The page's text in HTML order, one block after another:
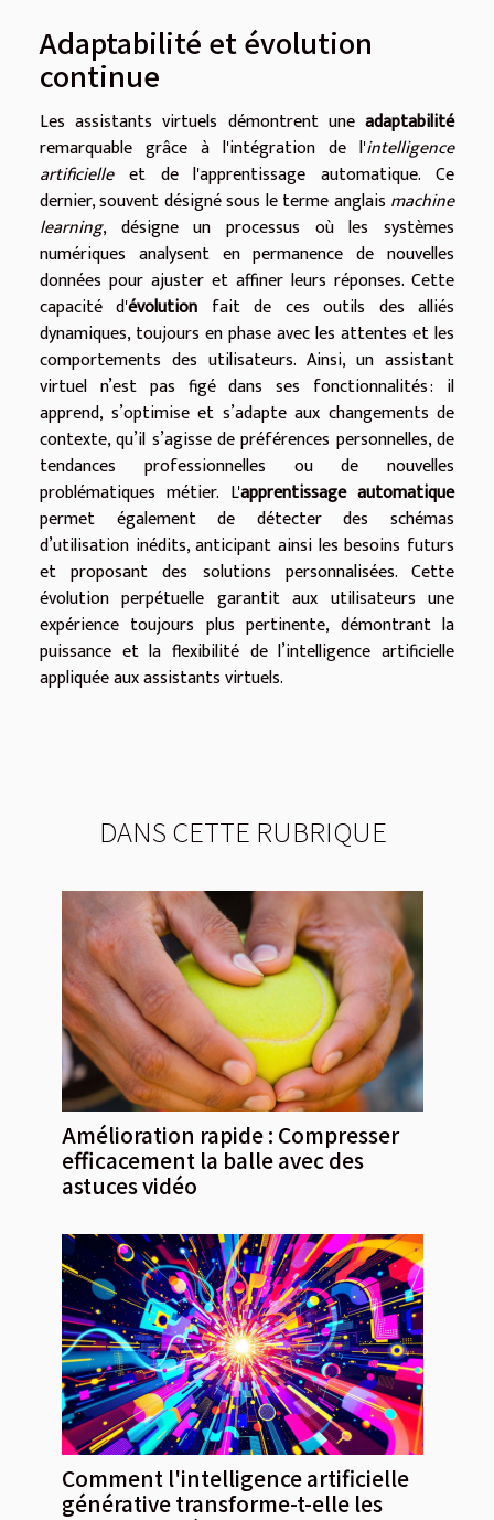
Adaptabilité et évolution
continue
Les assistants virtuels démontrent une adaptabilité
remarquable grâce à l'intégration de l'intelligence
artificielleet de l'apprentissage automatique. Ce
dernier, souvent désigné sous le terme anglais machine
learning, désigne un processus où les systèmes
numériques analysent en permanence de nouvelles
données pour ajuster et affiner leurs réponses. Cette
capacité d'évolution fait de ces outils des alliés
dynamiques, toujours en phase avec les attentes et les
comportements des utilisateurs. Ainsi, un assistant
virtuel n’est pas figé dans ses fonctionnalités : il
apprend, s’optimise et s’adapte aux changements de
contexte, qu’il s’agisse de préférences personnelles, de
tendances professionnelles ou de nouvelles
problématiques métier. L'apprentissage automatique
permet également de détecter des schémas
d’utilisation inédits, anticipant ainsi les besoins futurs
et proposant des solutions personnalisées. Cette
évolution perpétuelle garantit aux utilisateurs une
expérience toujours plus pertinente, démontrant la
puissance et la flexibilité de l’intelligence artificielle
appliquée aux assistants virtuels.
DANS CETTE RUBRIQUE
Amélioration rapide : Compresser
efficacement la balle avec des
astuces vidéo
Comment l'intelligence artificielle
générative transforme-t-elle les